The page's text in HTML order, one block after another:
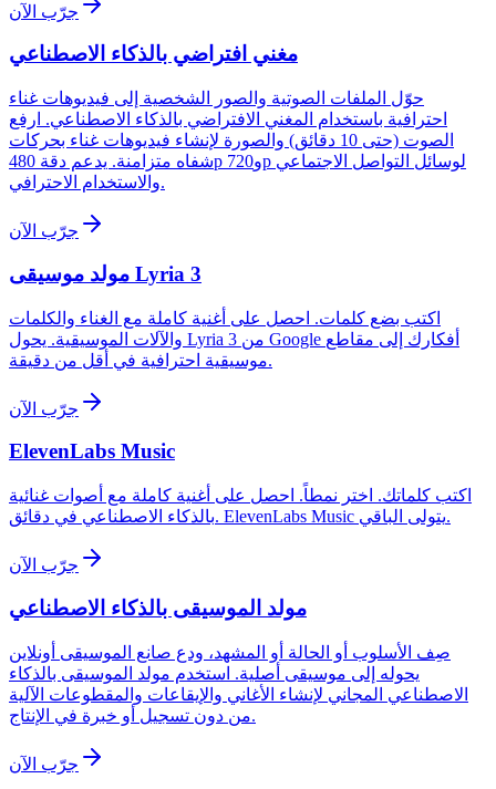
جرّب الآن
مغني افتراضي بالذكاء الاصطناعي
حوّل الملفات الصوتية والصور الشخصية إلى فيديوهات غناء
احترافية باستخدام المغني الافتراضي بالذكاء الاصطناعي. ارفع
الصوت (حتى 10 دقائق) والصورة لإنشاء فيديوهات غناء بحركات
شفاه متزامنة. يدعم دقة 480p و720p لوسائل التواصل الاجتماعي
والاستخدام الاحترافي.
جرّب الآن
مولد موسيقى Lyria 3
اكتب بضع كلمات. احصل على أغنية كاملة مع الغناء والكلمات
والآلات الموسيقية. يحول Lyria 3 من Google أفكارك إلى مقاطع
موسيقية احترافية في أقل من دقيقة.
جرّب الآن
ElevenLabs Music
اكتب كلماتك. اختر نمطاً. احصل على أغنية كاملة مع أصوات غنائية
بالذكاء الاصطناعي في دقائق. ElevenLabs Music يتولى الباقي.
جرّب الآن
مولد الموسيقى بالذكاء الاصطناعي
صِف الأسلوب أو الحالة أو المشهد، ودع صانع الموسيقى أونلاين
يحوله إلى موسيقى أصلية. استخدم مولد الموسيقى بالذكاء
الاصطناعي المجاني لإنشاء الأغاني والإيقاعات والمقطوعات الآلية
من دون تسجيل أو خبرة في الإنتاج.
جرّب الآن